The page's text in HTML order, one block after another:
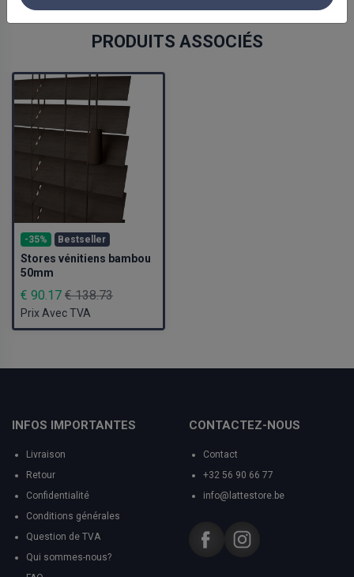
PRODUITS ASSOCIÉS
-35% Bestseller
Stores vénitiens bambou
50mm
€ 90.17 € 138.73
Prix Avec TVA
INFOS IMPORTANTES
Livraison
Retour
Confidentialité
Conditions générales
Question de TVA
Qui sommes-nous?
CONTACTEZ-NOUS
Contact
+32 56 90 66 77
info@lattestore.be